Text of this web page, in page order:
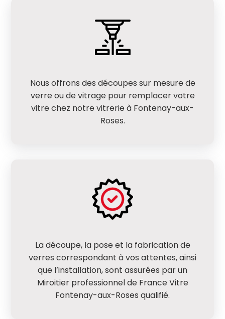
Nous offrons des découpes sur mesure de
verre ou de vitrage pour remplacer votre
vitre chez notre vitrerie à Fontenay-aux-
Roses.
La découpe, la pose et la fabrication de
verres correspondant à vos attentes, ainsi
que l’installation, sont assurées par un
Miroitier professionnel de France Vitre
Fontenay-aux-Roses qualifié.